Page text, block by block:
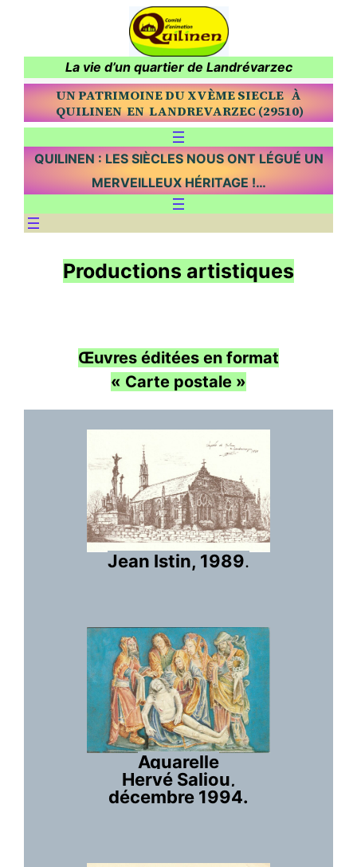
La vie d’un quartier de Landrévarzec
UN PATRIMOINE DU XVÈME SIECLE À
QUILINEN EN LANDREVARZEC (29510)
QUILINEN : LES SIÈCLES NOUS ONT LÉGUÉ UN
MERVEILLEUX HÉRITAGE !…
Productions artistiques
Œuvres éditées en format
« Carte postale »
Jean Istin, 1989.
Aquarelle
Hervé Saliou,
décembre 1994.